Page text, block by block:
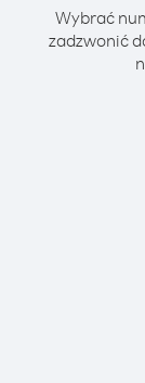
Wybrać
zadzwonić